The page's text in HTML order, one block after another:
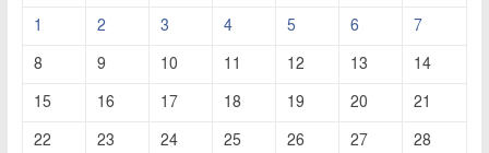
1
2 3 4 5 6
7
8
9 10 11 12 13
14
15
16 17 18 19 20
21
22
23 24 25 26 27
28